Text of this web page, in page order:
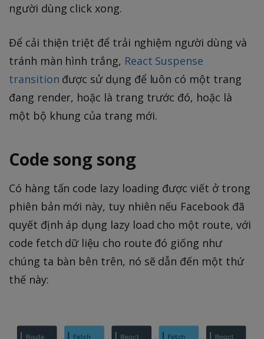
người dùng click xong.
Để cải thiện triệt để trải nghiệm người dùng và
tránh màn hình trắng, React Suspense
transition được sử dụng để luôn có một trang
đang render, hoặc là trang trước đó, hoặc là
một bộ khung của trang mới.
Code song song
Có hàng tấn code lazy loading được viết ở trong
phiên bản mới này, tuy nhiên nếu Facebook đã
quyết định áp dụng lazy load cho một route, với
code fetch dữ liệu cho route đó giống như
chúng ta bàn bên trên, nó sẽ dẫn đến một thứ
thế này: